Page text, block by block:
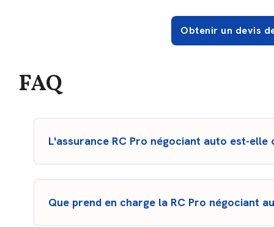
Obtenir un devis
FAQ
L'assurance RC Pro négociant auto est-elle
Que prend en charge la RC Pro négociant